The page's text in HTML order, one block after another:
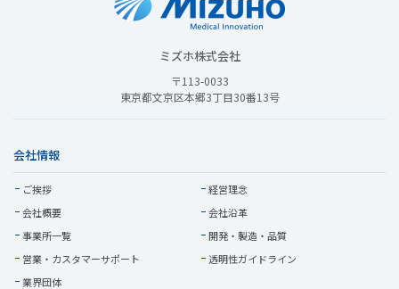
ミズホ株式会社
〒113-0033
東京都文京区本郷3丁目30番13号
会社情報
ご挨拶
経営理念
会社概要
会社沿革
事業所一覧
開発・製造・品質
営業・ カスタマーサポート
透明性ガイドライン
業界団体